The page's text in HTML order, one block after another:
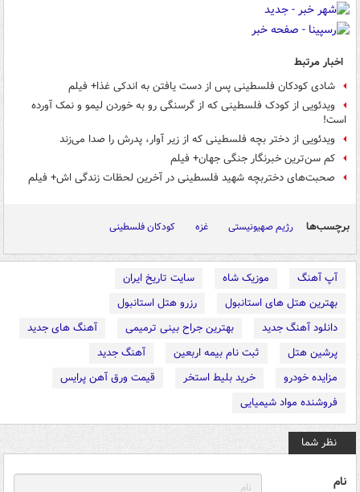
اخبار مرتبط
شادی کودکان فلسطینی پس از دست یافتن به اندکی غذا+ فیلم
ویدئویی از کودک فلسطینی که از گرسنگی رو به خوردن لیمو و نمک آورده
است!
ویدئویی از دختر بچه‌ فلسطینی که از زیر آوار، پدرش را صدا می‌زند
کم سن‌ترین خبرنگار جنگی جهان+ فیلم
صحبت‌های دختربچه شهید فلسطینی در آخرین لحظات زندگی اش+ فیلم
برچسب‌ها رژیم صهیونیستی غزه کودکان فلسطینی
آپ آهنگ موزیک شاه
سایت تاریخ ایران
بهترین هتل های استانبول
رزرو هتل استانبول
دانلود آهنگ جدید
بهترین جراح بینی ترمیمی
آهنگ های جدید
پرشین هتل
ثبت نام بیمه اربعین
آهنگ جدید
مزایده خودرو
خرید بلیط استخر
قیمت ورق آهن پرایس
فروشنده مواد شیمیایی
نظر شما
نام